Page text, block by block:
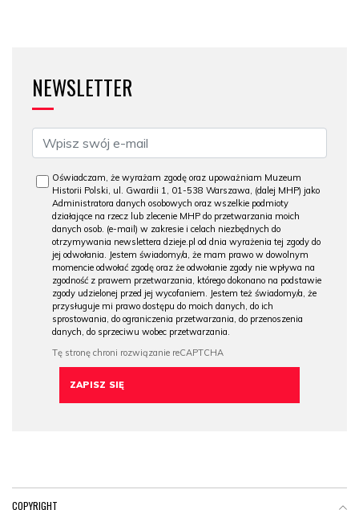
NEWSLETTER
Oświadczam, że wyrażam zgodę oraz upoważniam Muzeum
Historii Polski, ul. Gwardii 1, 01-538 Warszawa, (dalej MHP) jako
Administratora danych osobowych oraz wszelkie podmioty
działające na rzecz lub zlecenie MHP do przetwarzania moich
danych osob. (e-mail) w zakresie i celach niezbędnych do
otrzymywania newslettera dzieje.pl od dnia wyrażenia tej zgody do
jej odwołania. Jestem świadomy/a, że mam prawo w dowolnym
momencie odwołać zgodę oraz że odwołanie zgody nie wpływa na
zgodność z prawem przetwarzania, którego dokonano na podstawie
zgody udzielonej przed jej wycofaniem. Jestem też świadomy/a, że
przysługuje mi prawo dostępu do moich danych, do ich
sprostowania, do ograniczenia przetwarzania, do przenoszenia
danych, do sprzeciwu wobec przetwarzania.
COPYRIGHT